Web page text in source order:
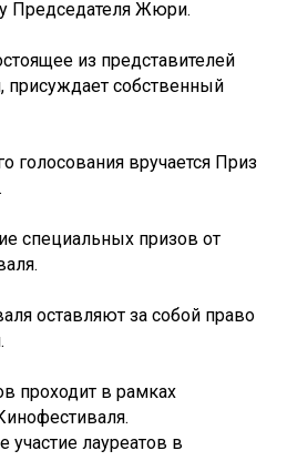
у Председателя Жюри.
из представителей
присуждает собственный
голосования вручается Приз
специальных призов от
оставляют за собой право
проходит в рамках
участие лауреатов в